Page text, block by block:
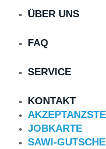
ÜBER UNS
FAQ
SERVICE
KONTAKT
JOBKARTE
SAWI-